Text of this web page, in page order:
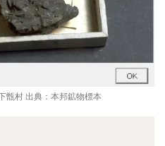
甑村 出典：本邦鉱物標本